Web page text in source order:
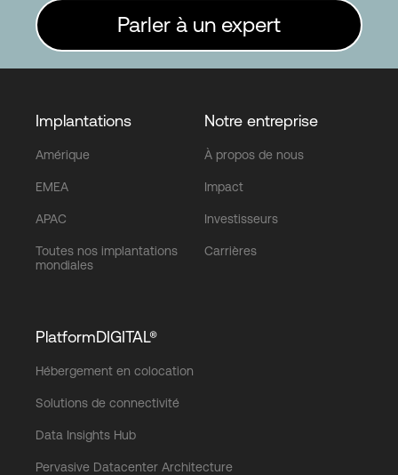
Parler à un expert
Implantations
Amérique
EMEA
APAC
Toutes nos implantations
mondiales
Notre entreprise
À propos de nous
Impact
Investisseurs
Carrières
PlatformDIGITAL®
Hébergement en colocation
Solutions de connectivité
Data Insights Hub
Pervasive Datacenter Architecture